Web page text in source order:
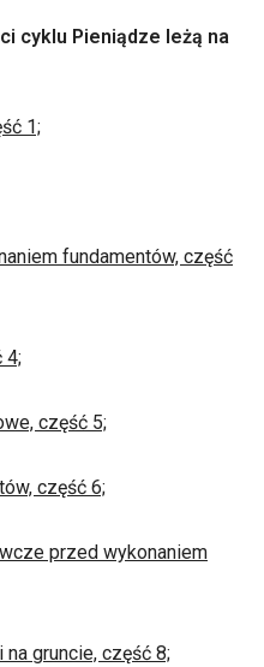
cyklu Pieniądze leżą na
1;
fundamentów, część
4;
część 5;
część 6;
przed wykonaniem
gruncie, część 8;